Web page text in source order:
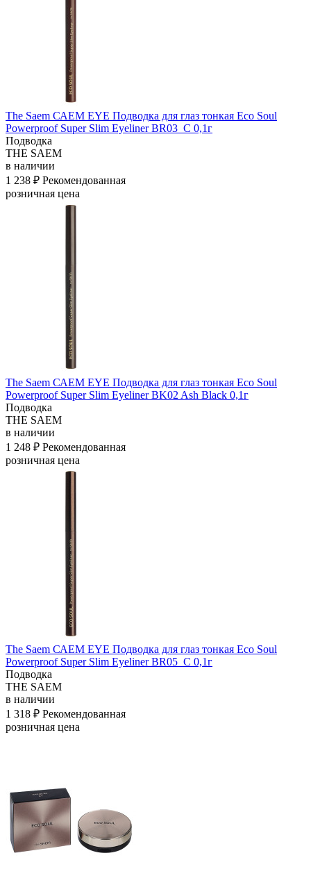
The Saem САЕМ EYE Подводка для глаз тонкая Eco Soul
Powerproof Super Slim Eyeliner BR03_C 0,1г
Подводка
THE SAEM
в наличии
1 238 ₽ Рекомендованная
розничная цена
The Saem САЕМ EYE Подводка для глаз тонкая Eco Soul
Powerproof Super Slim Eyeliner BK02 Ash Black 0,1г
Подводка
THE SAEM
в наличии
1 248 ₽ Рекомендованная
розничная цена
The Saem САЕМ EYE Подводка для глаз тонкая Eco Soul
Powerproof Super Slim Eyeliner BR05_C 0,1г
Подводка
THE SAEM
в наличии
1 318 ₽ Рекомендованная
розничная цена